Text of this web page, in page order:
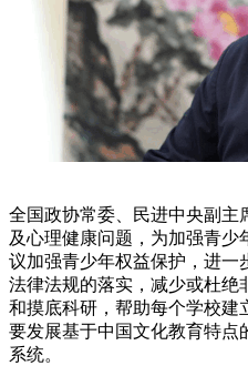
全国政协常委、民进中央副主
及心理健康问题，为加强青
议加强青少年权益保护，进一
法律法规的落实，减少或杜绝
和摸底科研，帮助每个学校建
要发展基于中国文化教育特点
系统。